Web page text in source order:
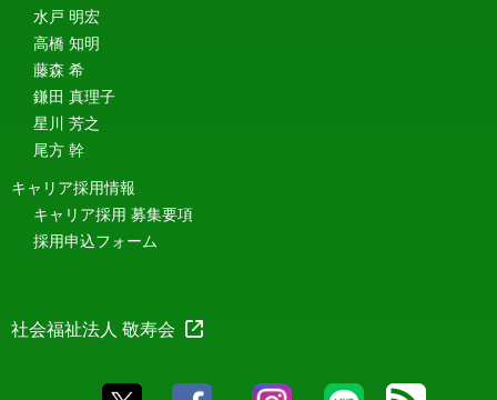
水戸 明宏
高橋 知明
藤森 希
鎌田 真理子
星川 芳之
尾方 幹
キャリア採用情報
キャリア採用 募集要項
採用申込フォーム
社会福祉法人 敬寿会